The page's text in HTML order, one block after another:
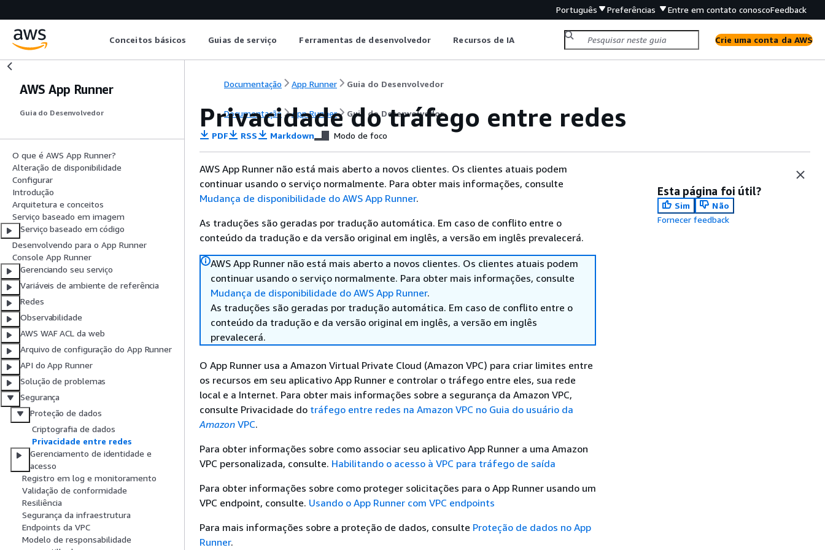
Português Preferências Entre em contato conoscoFeedback
Conceitos básicos Guias de serviço Ferramentas de desenvolvedor Recursos de IA Crie uma conta da AWS
AWS App Runner
Guia do Desenvolvedor
O que é AWS App Runner?
Alteração de disponibilidade
Configurar
Introdução
Arquitetura e conceitos
Serviço baseado em imagem
Serviço baseado em código
Desenvolvendo para o App Runner
Console App Runner
Gerenciando seu serviço
Variáveis de ambiente de referência
Redes
Observabilidade
AWS WAF ACL da web
Arquivo de configuração do App Runner
API do App Runner
Solução de problemas
Segurança
Proteção de dados
Criptografia de dados
Privacidade entre redes
Gerenciamento de identidade e
acesso
Registro em log e monitoramento
Validação de conformidade
Resiliência
Segurança da infraestrutura
Endpoints da VPC
Modelo de responsabilidade
Documentação App Runner Guia do Desenvolvedor
Documentação App Runner Guia do Desenvolvedor
Privacidade do tráfego entre redes
PDF RSS Markdown Modo de foco
AWS App Runner não está mais aberto a novos clientes. Os clientes atuais podem
continuar usando o serviço normalmente. Para obter mais informações, consulte
Mudança de disponibilidade do AWS App Runner.
As traduções são geradas por tradução automática. Em caso de conflito entre o
conteúdo da tradução e da versão original em inglês, a versão em inglês prevalecerá.
AWS App Runner não está mais aberto a novos clientes. Os clientes atuais podem
continuar usando o serviço normalmente. Para obter mais informações, consulte
Mudança de disponibilidade do AWS App Runner.
As traduções são geradas por tradução automática. Em caso de conflito entre o
conteúdo da tradução e da versão original em inglês, a versão em inglês
prevalecerá.
O App Runner usa a Amazon Virtual Private Cloud (Amazon VPC) para criar limites entre
os recursos em seu aplicativo App Runner e controlar o tráfego entre eles, sua rede
local e a Internet. Para obter mais informações sobre a segurança da Amazon VPC,
consulte Privacidade do tráfego entre redes na Amazon VPC no Guia do usuário da
Amazon VPC.
Para obter informações sobre como associar seu aplicativo App Runner a uma Amazon
VPC personalizada, consulte. Habilitando o acesso à VPC para tráfego de saída
Para obter informações sobre como proteger solicitações para o App Runner usando um
VPC endpoint, consulte. Usando o App Runner com VPC endpoints
Para mais informações sobre a proteção de dados, consulte Proteção de dados no App
Runner.
Esta página foi útil?
Sim
Não
Fornecer feedback